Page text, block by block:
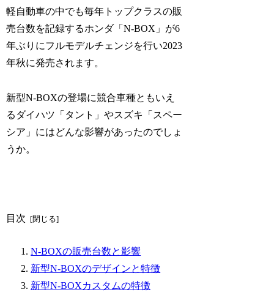
軽自動車の中でも毎年トップクラスの販
売台数を記録するホンダ「N-BOX」が6
年ぶりにフルモデルチェンジを行い2023
年秋に発売されます。
新型N-BOXの登場に競合車種ともいえ
るダイハツ「タント」やスズキ「スペー
シア」にはどんな影響があったのでしょ
うか。
目次
N-BOXの販売台数と影響
新型N-BOXのデザインと特徴
新型N-BOXカスタムの特徴